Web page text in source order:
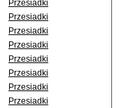
Przesiadki
Przesiadki
Przesiadki
Przesiadki
Przesiadki
Przesiadki
Przesiadki
Przesiadki